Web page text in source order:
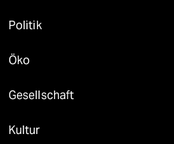
Politik
Öko
Gesellschaft
Kultur